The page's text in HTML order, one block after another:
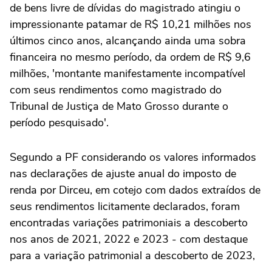
de bens livre de dívidas do magistrado atingiu o
impressionante patamar de R$ 10,21 milhões nos
últimos cinco anos, alcançando ainda uma sobra
financeira no mesmo período, da ordem de R$ 9,6
milhões, 'montante manifestamente incompatível
com seus rendimentos como magistrado do
Tribunal de Justiça de Mato Grosso durante o
período pesquisado'.
Segundo a PF considerando os valores informados
nas declarações de ajuste anual do imposto de
renda por Dirceu, em cotejo com dados extraídos de
seus rendimentos licitamente declarados, foram
encontradas variações patrimoniais a descoberto
nos anos de 2021, 2022 e 2023 - com destaque
para a variação patrimonial a descoberto de 2023,